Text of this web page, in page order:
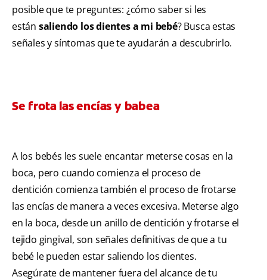
posible que te preguntes: ¿cómo saber si les
están saliendo los dientes a mi bebé? Busca estas
señales y síntomas que te ayudarán a descubrirlo.
Se frota las encías y babea
A los bebés les suele encantar meterse cosas en la
boca, pero cuando comienza el proceso de
dentición comienza también el proceso de frotarse
las encías de manera a veces excesiva. Meterse algo
en la boca, desde un anillo de dentición y frotarse el
tejido gingival, son señales definitivas de que a tu
bebé le pueden estar saliendo los dientes.
Asegúrate de mantener fuera del alcance de tu